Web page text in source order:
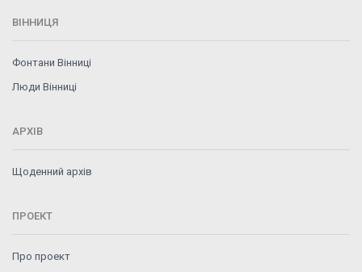
ВІННИЦЯ
Фонтани Вінниці
Люди Вінниці
АРХІВ
Щоденний архів
ПРОЕКТ
Про проект